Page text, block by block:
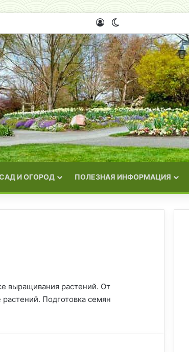
Войти
И ОГОРОД ПОЛЕЗНАЯ ИНФОРМАЦИЯ
выращивания растений. От
растений. Подготовка семян